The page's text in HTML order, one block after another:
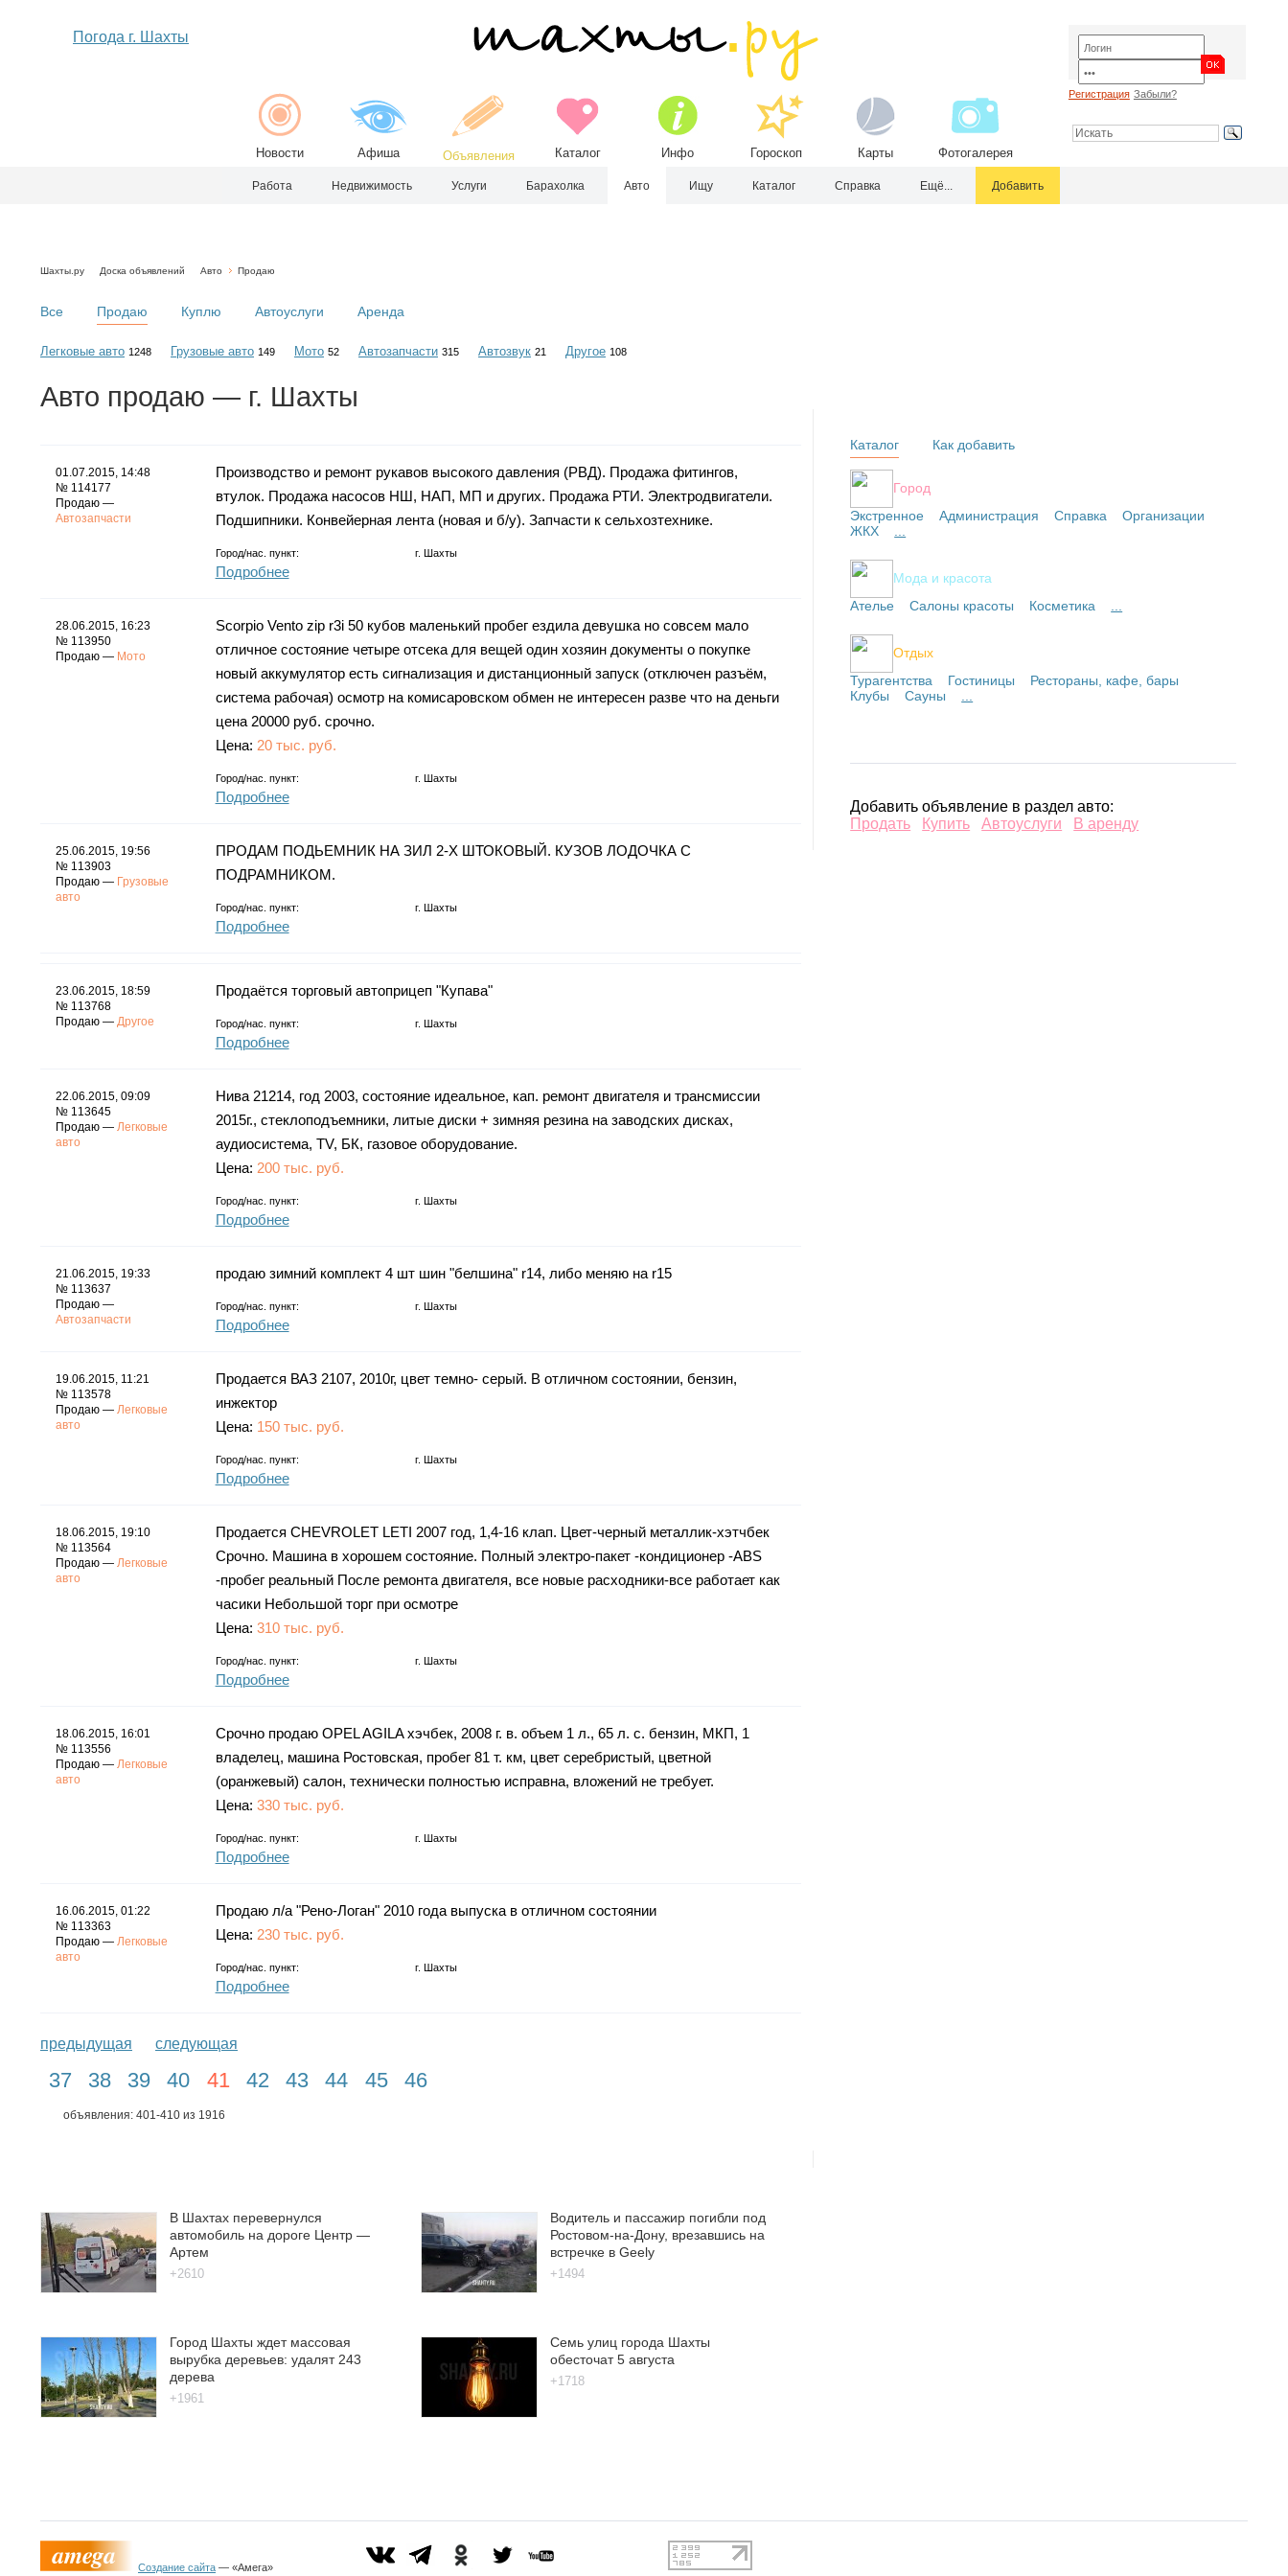
Погода г. Шахты
Новости Афиша Объявления Каталог Инфо Гороскоп Карты Фотогалерея
Регистрация Забыли?
Работа Недвижимость Услуги Барахолка Авто Ищу Каталог Справка Ещё... Добавить
Шахты.ру Доска объявлений Авто Продаю
Все Продаю Куплю Автоуслуги Аренда
Легковые авто 1248 Грузовые авто 149 Мото 52 Автозапчасти 315 Автозвук 21 Другое 108
Авто продаю — г. Шахты
01.07.2015, 14:48
№ 114177
Продаю —
Автозапчасти
Производство и ремонт рукавов высокого давления (РВД). Продажа фитингов,
втулок. Продажа насосов НШ, НАП, МП и других. Продажа РТИ. Электродвигатели.
Подшипники. Конвейерная лента (новая и б/у). Запчасти к сельхозтехнике.
Город/нас. пункт: г. Шахты
Подробнее
28.06.2015, 16:23
№ 113950
Продаю — Мото
Scorpio Vento zip r3i 50 кубов маленький пробег ездила девушка но совсем мало
отличное состояние четыре отсека для вещей один хозяин документы о покупке
новый аккумулятор есть сигнализация и дистанционный запуск (отключен разъём,
система рабочая) осмотр на комисаровском обмен не интересен разве что на деньги
цена 20000 руб. срочно.
Цена: 20 тыс. руб.
Город/нас. пункт: г. Шахты
Подробнее
25.06.2015, 19:56
№ 113903
Продаю — Грузовые
авто
ПРОДАМ ПОДЬЕМНИК НА ЗИЛ 2-Х ШТОКОВЫЙ. КУЗОВ ЛОДОЧКА С
ПОДРАМНИКОМ.
Город/нас. пункт: г. Шахты
Подробнее
23.06.2015, 18:59
№ 113768
Продаю — Другое
Продаётся торговый автоприцеп "Купава"
Город/нас. пункт: г. Шахты
Подробнее
22.06.2015, 09:09
№ 113645
Продаю — Легковые
авто
Нива 21214, год 2003, состояние идеальное, кап. ремонт двигателя и трансмиссии
2015г., стеклоподъемники, литые диски + зимняя резина на заводских дисках,
аудиосистема, TV, БК, газовое оборудование.
Цена: 200 тыс. руб.
Город/нас. пункт: г. Шахты
Подробнее
21.06.2015, 19:33
№ 113637
Продаю —
Автозапчасти
продаю зимний комплект 4 шт шин "белшина" r14, либо меняю на r15
Город/нас. пункт: г. Шахты
Подробнее
19.06.2015, 11:21
№ 113578
Продаю — Легковые
авто
Продается ВАЗ 2107, 2010г, цвет темно- серый. В отличном состоянии, бензин,
инжектор
Цена: 150 тыс. руб.
Город/нас. пункт: г. Шахты
Подробнее
18.06.2015, 19:10
№ 113564
Продаю — Легковые
авто
Продается CHEVROLET LETI 2007 год, 1,4-16 клап. Цвет-черный металлик-хэтчбек
Срочно. Машина в хорошем состояние. Полный электро-пакет -кондиционер -ABS
-пробег реальный После ремонта двигателя, все новые расходники-все работает как
часики Небольшой торг при осмотре
Цена: 310 тыс. руб.
Город/нас. пункт: г. Шахты
Подробнее
18.06.2015, 16:01
№ 113556
Продаю — Легковые
авто
Срочно продаю OPEL AGILA хэчбек, 2008 г. в. объем 1 л., 65 л. с. бензин, МКП, 1
владелец, машина Ростовская, пробег 81 т. км, цвет серебристый, цветной
(оранжевый) салон, технически полностью исправна, вложений не требует.
Цена: 330 тыс. руб.
Город/нас. пункт: г. Шахты
Подробнее
16.06.2015, 01:22
№ 113363
Продаю — Легковые
авто
Продаю л/а "Рено-Логан" 2010 года выпуска в отличном состоянии
Цена: 230 тыс. руб.
Город/нас. пункт: г. Шахты
Подробнее
предыдущая следующая
37 38 39 40 41 42 43 44 45 46
объявления: 401-410 из 1916
Каталог
Город
Экстренное
Администрация Справка
Организации
ЖКХ
Мода и красота
Ателье
Салоны красоты Косметика
Отдых
Турагентства
Гостиницы
Рестораны, кафе, бары
Клубы
Сауны
Как добавить
Добавить объявление в раздел авто:
Продать
Купить Автоуслуги В аренду
В Шахтах перевернулся
автомобиль на дороге Центр —
Артем
+2610
Водитель и пассажир погибли под
Ростовом-на-Дону, врезавшись на
встречке в Geely
+1494
Город Шахты ждет массовая
вырубка деревьев: удалят 243
дерева
+1961
Семь улиц города Шахты
обесточат 5 августа
+1718
Создание сайта — «Амега»